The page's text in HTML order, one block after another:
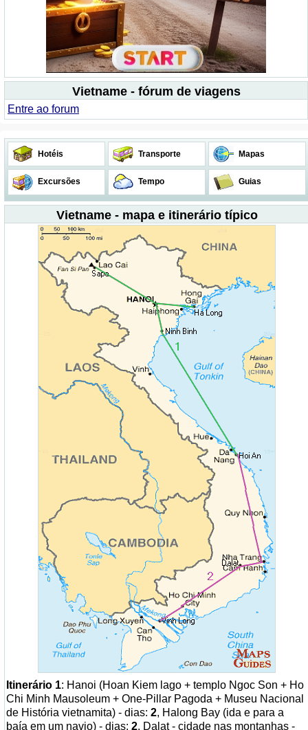
Vietname - fórum de viagens
Entre ao forum
Hotéis Transporte Mapas
Excursões Tempo Guias
Vietname - mapa e itinerário típico
Itinerário 1: Hanoi (Hoan Kiem lago + templo Ngoc Son + Ho
Chi Minh Mausoleum + One-Pillar Pagoda + Museu Nacional
de História vietnamita) - dias: 2, Halong Bay (ida e para a
baía em um navio) - dias: 2, Dalat - cidade nas montanhas -